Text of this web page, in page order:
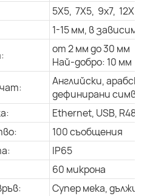
5X5, 7X5, 9x7, 12X9,
1-15 мм, в
от 2 мм до 30 мм
Най-добро: 10 мм
Английски,
дефинирани
Ethernet, USB, R485
100 съобщения
IP65
60 микрона
Супер мека,